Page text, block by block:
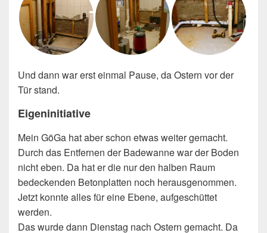
Und dann war erst einmal Pause, da Ostern vor der
Tür stand.
Eigeninitiative
Mein GöGa hat aber schon etwas weiter gemacht.
Durch das Entfernen der Badewanne war der Boden
nicht eben. Da hat er die nur den halben Raum
bedeckenden Betonplatten noch herausgenommen.
Jetzt konnte alles für eine Ebene, aufgeschüttet
werden.
Das wurde dann Dienstag nach Ostern gemacht. Da